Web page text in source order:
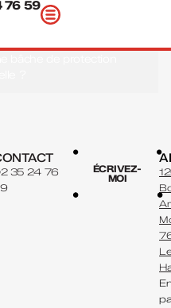
76 59
35 24 76
ÉCRIVEZ-
MOI